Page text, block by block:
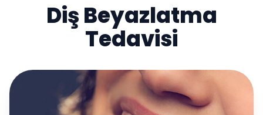
Diş Beyazlatma
Tedavisi